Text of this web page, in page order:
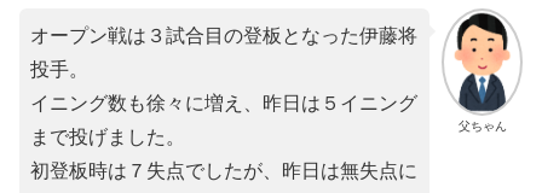
父ちゃん
オープン戦は３試合目の登板となった伊藤将
投手。
イニング数も徐々に増え、昨日は５イニング
まで投げました。
初登板時は７失点でしたが、昨日は無失点に